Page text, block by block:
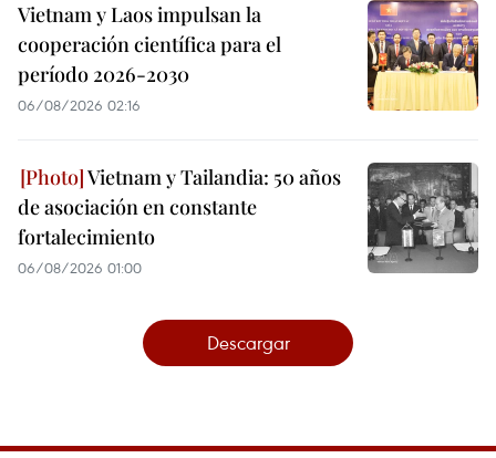
Vietnam y Laos impulsan la
cooperación científica para el
período 2026-2030
06/08/2026 02:16
Vietnam y Tailandia: 50 años
de asociación en constante
fortalecimiento
06/08/2026 01:00
Descargar